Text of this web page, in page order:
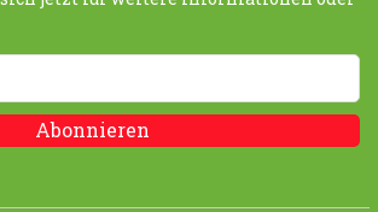
Abonnieren